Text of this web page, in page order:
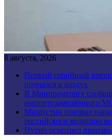
8 августа, 2026
Первый серийный
поднялся в воздух
В Минпромторге
импортозамещённого
Мишустин призвал
российского
Путин осмотрел